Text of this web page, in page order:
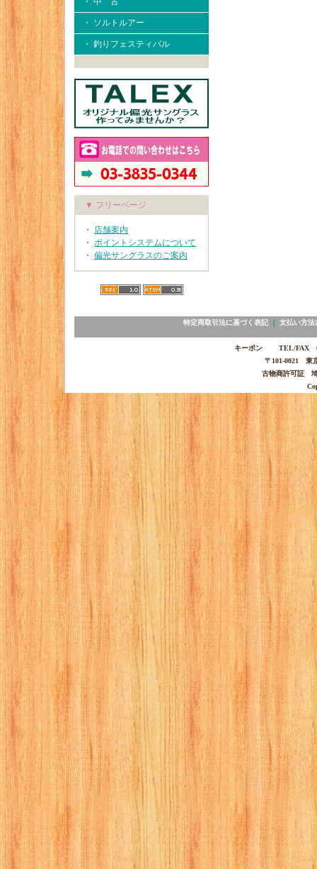
・ ソルトルアー
・ 釣りフェスティバル
▼ フリーページ
・ 店舗案内
・ ポイントシステムについて
・ 偏光サングラスのご案内
特定商取引法に基づく表記｜ 支払い方法
キーポン TEL/FAX
〒101-0021 東
古物商許可証